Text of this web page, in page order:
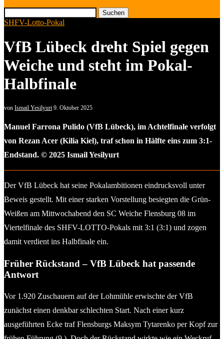
Suchen
SHFV-Lotto-Pokal
VfB Lübeck dreht Spiel gegen
Weiche und steht im Pokal-
Halbfinale
von Ismail Yesilyurt 9. Oktober 2025
Manuel Farrona Pulido (VfB Lübeck), im Achtelfinale verfolgt
von Rezan Acer (Kilia Kiel), traf schon in Hälfte eins zum 3:1-
Endstand. © 2025 Ismail Yesilyurt
Der VfB Lübeck hat seine Pokalambitionen eindrucksvoll unter
Beweis gestellt. Mit einer starken Vorstellung besiegten die Grün-
Weißen am Mittwochabend den SC Weiche Flensburg 08 im
Viertelfinale des SHFV-LOTTO-Pokals mit 3:1 (3:1) und zogen
damit verdient ins Halbfinale ein.
Früher Rückstand – VfB Lübeck hat passende
Antwort
Vor 1.920 Zuschauern auf der Lohmühle erwischte der VfB
zunächst einen denkbar schlechten Start. Nach einer kurz
ausgeführten Ecke traf Flensburgs Maksym Tytarenko per Kopf zur